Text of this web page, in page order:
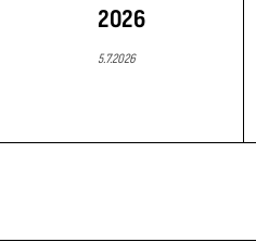
2026
5.7.2026